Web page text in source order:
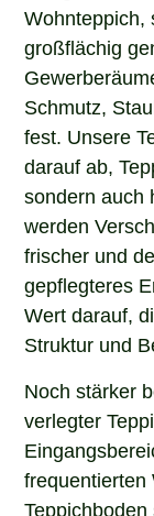
Wohnteppich,
großflächig
Schmutz,
fest. Unsere
darauf ab,
sondern auch
werden
frischer und
gepflegteres
Wert darauf,
Struktur und
Noch stärker
verlegter
frequentierten